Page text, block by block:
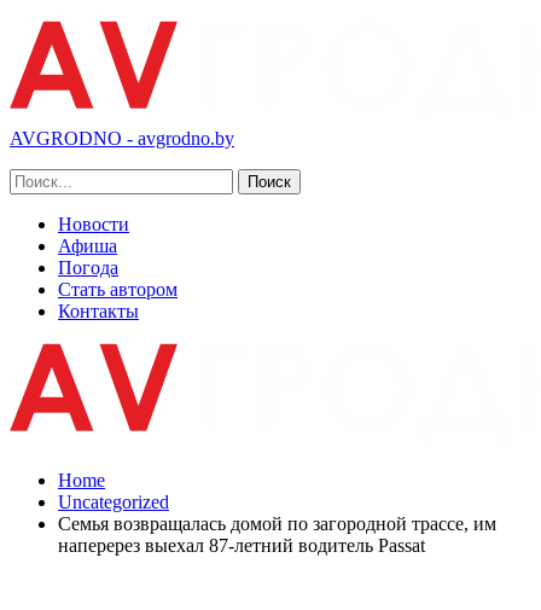
AVGRODNO - avgrodno.by
Новости
Афиша
Погода
Стать автором
Контакты
Home
Uncategorized
Семья возвращалась домой по загородной трассе, им
наперерез выехал 87-летний водитель Passat